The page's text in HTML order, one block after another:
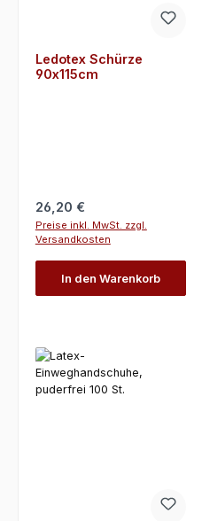
Ledotex Schürze
90x115cm
Regulärer Preis:
26,20 €
Preise inkl. MwSt. zzgl.
Versandkosten
In den Warenkorb